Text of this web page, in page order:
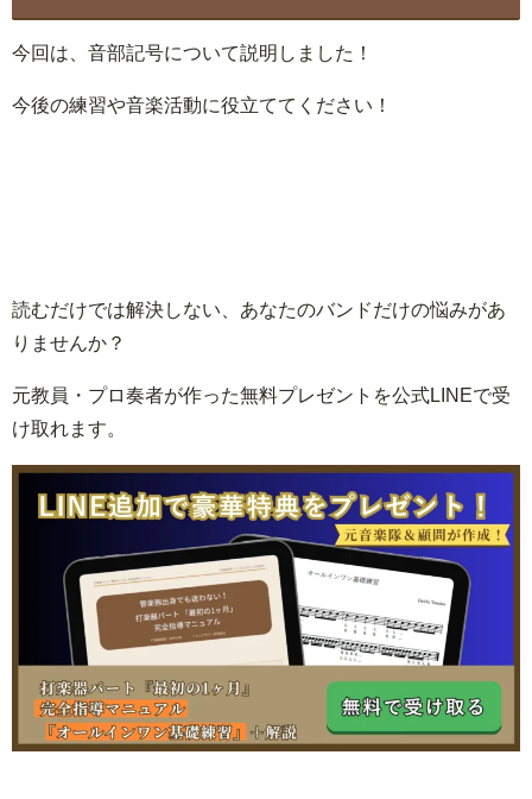
今回は、音部記号について説明しました！
今後の練習や音楽活動に役立ててください！
読むだけでは解決しない、あなたのバンドだけの悩みがあ
りませんか？
元教員・プロ奏者が作った無料プレゼントを公式LINEで受
け取れます。